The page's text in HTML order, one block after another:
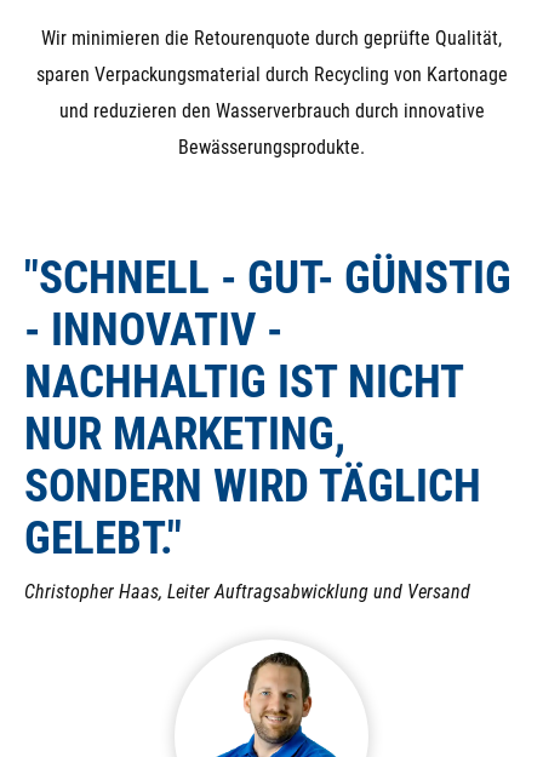
Manuelle (Not)Betätigung: Das Magnetventil wird
ausschließlich durch Magnetkraft geschlossen und
geöffnet (bzw. durch die Feder, die der Magnetkraft
entgegenwirkt). Das bedeutet, dass ein Magnetventil
geschlossenes) Magnetventil auf ein NO (stromlos
offenes) Magnetventil umzubauen, da die integrierte
Feder in eine andere Richtung wirkt.
Wir minimieren die Retourenquote durch geprüfte Qualität,
sparen Verpackungsmaterial durch Recycling von Kartonage
und reduzieren den Wasserverbrauch durch innovative
Bewässerungsprodukte.
"SCHNELL - GUT- GÜNSTIG
- INNOVATIV -
NACHHALTIG IST NICHT
NUR MARKETING,
SONDERN WIRD TÄGLICH
GELEBT."
Christopher Haas, Leiter Auftragsabwicklung und Versand